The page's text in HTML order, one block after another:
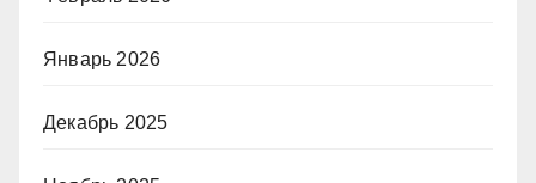
Январь 2026
Декабрь 2025